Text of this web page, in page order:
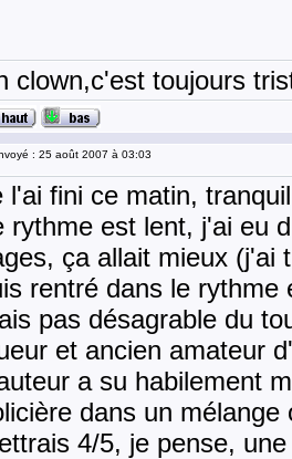
clown,c'est toujours
: 25 août 2007 à 03:03
l'ai fini ce matin,
rythme est lent, j'ai eu
ça allait mieux (j'ai
rentré dans le rythme
pas désagrable du
et ancien amateur
a su habilement
dans un
4/5, je pense,